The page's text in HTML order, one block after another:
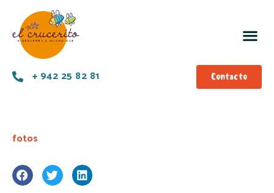
+ 942 25 82 81 Contacto
fotos